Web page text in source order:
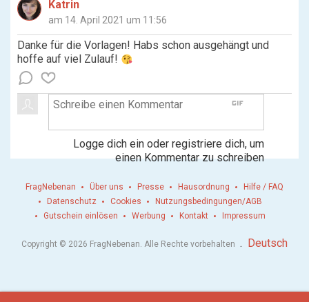
Katrin
am 14. April 2021 um 11:56
Danke für die Vorlagen! Habs schon ausgehängt und
hoffe auf viel Zulauf!
gif
Logge dich ein oder registriere dich, um
einen Kommentar zu schreiben
FragNebenan Über uns Presse Hausordnung
Hilfe / FAQ
Datenschutz
Cookies
Nutzungsbedingungen/AGB
Gutschein einlösen
Werbung Kontakt Impressum
Copyright © 2026 FragNebenan. Alle Rechte vorbehalten . Deutsch